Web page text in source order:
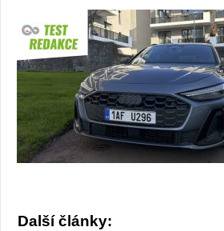
Další články: